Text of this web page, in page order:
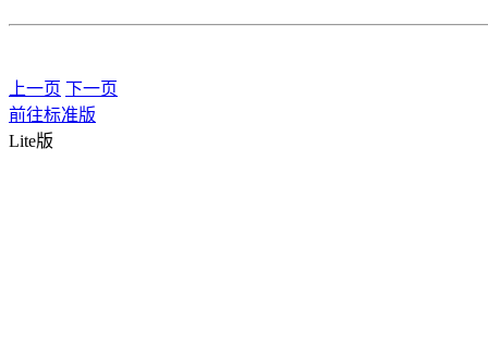
上一页 下一页
前往标准版
Lite版